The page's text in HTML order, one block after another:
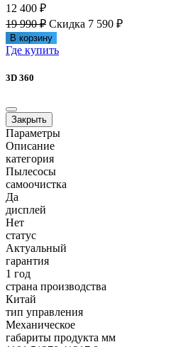
12 400 ₽
19 990 ₽ Скидка 7 590 ₽
В корзину
Где купить
3D 360
Закрыть
Параметры
Описание
категория
Пылесосы
самоочистка
Да
дисплей
Нет
статус
Актуальный
гарантия
1 год
страна производства
Китай
тип управления
Механическое
габариты продукта мм